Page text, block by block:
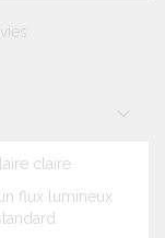
claire
flux lumineux